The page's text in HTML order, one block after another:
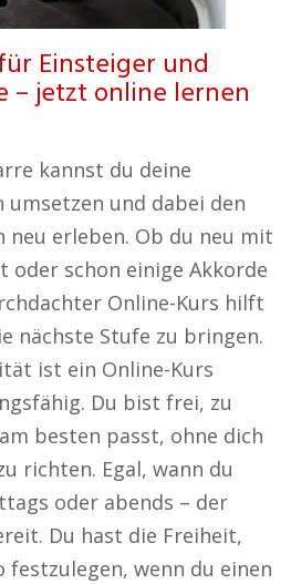
Einsteiger und
– jetzt online lernen
kannst du deine
umsetzen und dabei den
neu erleben. Ob du neu mit
oder schon einige Akkorde
Online-Kurs hilft
nächste Stufe zu bringen.
ist ein Online-Kurs
Du bist frei, zu
besten passt, ohne dich
richten. Egal, wann du
oder abends – der
Du hast die Freiheit,
festzulegen, wenn du einen